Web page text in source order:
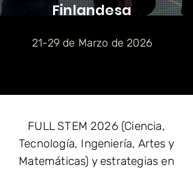
Finlandesa
21-29 de Marzo de 2026
FULL STEM 2026 (Ciencia,
Tecnología, Ingeniería, Artes y
Matemáticas) y estrategias en